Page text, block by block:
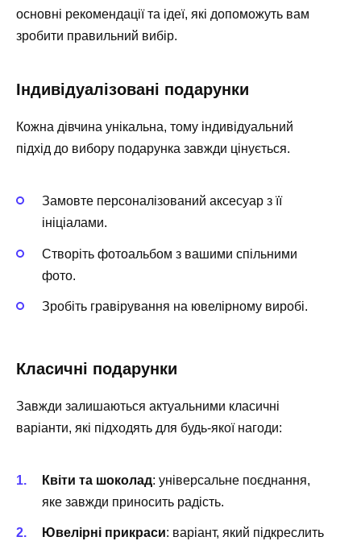
основні рекомендації та ідеї, які допоможуть вам
зробити правильний вибір.
Індивідуалізовані подарунки
Кожна дівчина унікальна, тому індивідуальний
підхід до вибору подарунка завжди цінується.
Замовте персоналізований аксесуар з її
ініціалами.
Створіть фотоальбом з вашими спільними
фото.
Зробіть гравірування на ювелірному виробі.
Класичні подарунки
Завжди залишаються актуальними класичні
варіанти, які підходять для будь-якої нагоди:
Квіти та шоколад: універсальне поєднання,
яке завжди приносить радість.
Ювелірні прикраси: варіант, який підкреслить